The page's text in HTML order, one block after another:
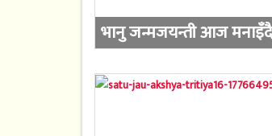
भानु जन्मजयन्ती आज